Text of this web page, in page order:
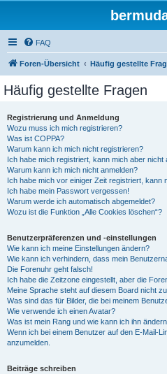
FAQ
Foren-Übersicht Häufig gestellte
Häufig gestellte Fragen
Registrierung und Anmeldung
Wozu muss ich mich registrieren?
Was ist COPPA?
Warum kann ich mich nicht registrieren?
Ich habe mich registriert, kann mich aber nicht
Warum kann ich mich nicht anmelden?
Ich habe mich vor einiger Zeit registriert, kann
Ich habe mein Passwort vergessen!
Warum werde ich automatisch abgemeldet?
Wozu ist die Funktion „Alle Cookies löschen“?
Benutzerpräferenzen und -einstellungen
Wie kann ich meine Einstellungen ändern?
Wie kann ich verhindern, dass mein
Die Forenuhr geht falsch!
Ich habe die Zeitzone eingestellt, aber die
Meine Sprache steht auf diesem Board nicht
Was sind das für Bilder, die bei meinem
Wie verwende ich einen Avatar?
Was ist mein Rang und wie kann ich ihn
Wenn ich bei einem Benutzer auf den E-Mail-
anzumelden.
Beiträge schreiben